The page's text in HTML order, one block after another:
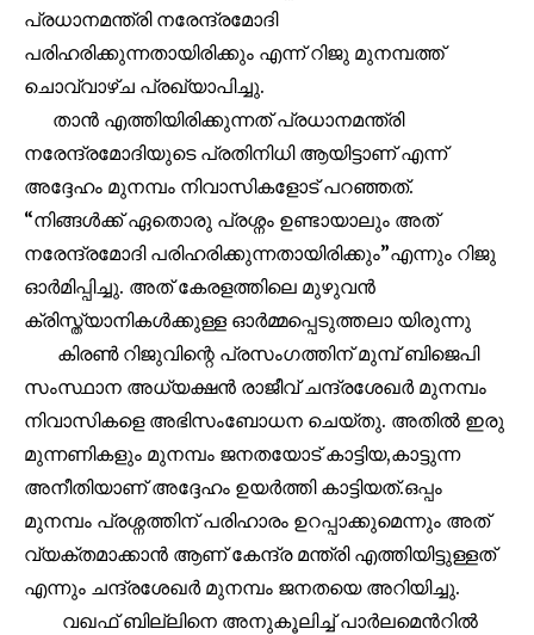
Join our community of
SUBSCRIBERS and be part of the
conversation.
To subscribe, simply enter your email address on our website
or click the subscribe button below. Don't worry, we respect
your privacy and won't spam your inbox. Your information is
safe with us.
പ്രധാനമന്ത്രി നരേന്ദ്രമോദി
പരിഹരിക്കുന്നതായിരിക്കും എന്ന് റിജു മുനമ്പത്ത്
ചൊവ്വാഴ്ച പ്രഖ്യാപിച്ചു.
താൻ എത്തിയിരിക്കുന്നത് പ്രധാനമന്ത്രി
നരേന്ദ്രമോദിയുടെ പ്രതിനിധി ആയിട്ടാണ് എന്ന്
അദ്ദേഹം മുനമ്പം നിവാസികളോട് പറഞ്ഞത്.
“നിങ്ങൾക്ക് ഏതൊരു പ്രശ്നം ഉണ്ടായാലും അത്
നരേന്ദ്രമോദി പരിഹരിക്കുന്നതായിരിക്കും”എന്നും റിജു
ഓർമിപ്പിച്ചു. അത് കേരളത്തിലെ മുഴുവൻ
ക്രിസ്ത്യാനികൾക്കുള്ള ഓർമ്മപ്പെടുത്തലാ യിരുന്നു
കിരൺ റിജുവിന്റെ പ്രസംഗത്തിന് മുമ്പ് ബിജെപി
സംസ്ഥാന അധ്യക്ഷൻ രാജീവ് ചന്ദ്രശേഖർ മുനമ്പം
നിവാസികളെ അഭിസംബോധന ചെയ്തു. അതിൽ ഇരു
മുന്നണികളും മുനമ്പം ജനതയോട് കാട്ടിയ,കാട്ടുന്ന
അനീതിയാണ് അദ്ദേഹം ഉയർത്തി കാട്ടിയത്.ഒപ്പം
മുനമ്പം പ്രശ്നത്തിന് പരിഹാരം ഉറപ്പാക്കുമെന്നും അത്
വ്യക്തമാക്കാൻ ആണ് കേന്ദ്ര മന്ത്രി എത്തിയിട്ടുള്ളത്
എന്നും ചന്ദ്രശേഖർ മുനമ്പം ജനതയെ അറിയിച്ചു.
വഖഫ് ബില്ലിനെ അനുകൂലിച്ച് പാർലമെൻറിൽ